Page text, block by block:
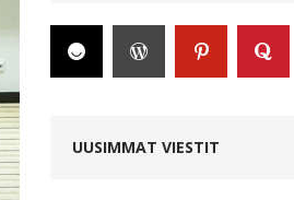
UUSIMMAT VIESTIT